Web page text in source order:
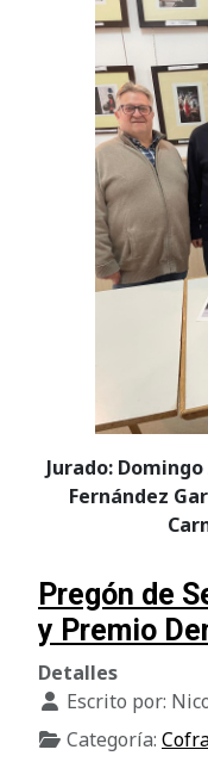
Jurado:
Fernández
Pregón de
y Premio
Detalles
Escrito por:
Categoría: